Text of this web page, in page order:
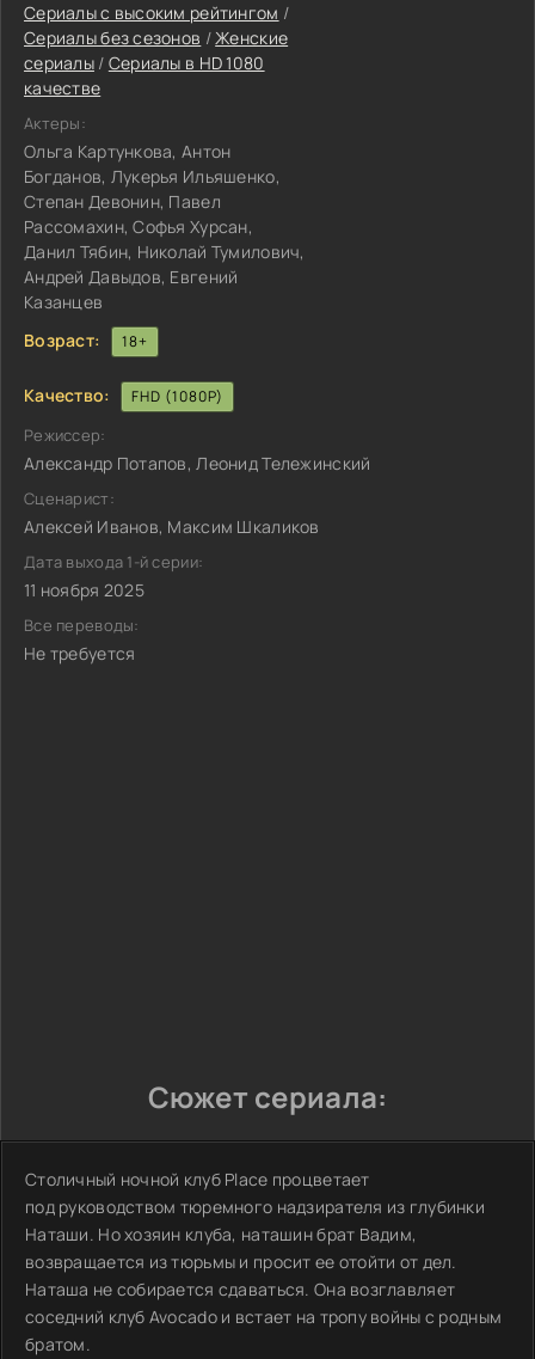
Сериалы с высоким рейтингом /
Сериалы без сезонов /Женские
сериалы/ Сериалы в HD 1080
качестве
Актеры:
Ольга Картункова, Антон
Богданов, Лукерья Ильяшенко,
Степан Девонин, Павел
Рассомахин, Софья Хурсан,
Данил Тябин, Николай Тумилович,
Андрей Давыдов, Евгений
Казанцев
Возраст:
18+
Качество: FHD (1080P)
Режиссер:
Александр Потапов, Леонид Тележинский
Сценарист:
Алексей Иванов, Максим Шкаликов
Дата выхода 1-й серии:
11 ноября 2025
Все переводы:
Не требуется
Сюжет сериала:
Столичный ночной клуб Place процветает
под руководством тюремного надзирателя из глубинки
Наташи. Но хозяин клуба, наташин брат Вадим,
возвращается из тюрьмы и просит ее отойти от дел.
Наташа не собирается сдаваться. Она возглавляет
соседний клуб Avocado и встает на тропу войны с родным
братом.